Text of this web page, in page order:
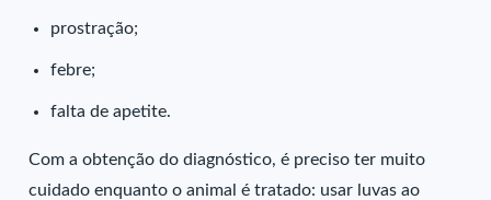
prostração;
febre;
falta de apetite.
Com a obtenção do diagnóstico, é preciso ter muito
cuidado enquanto o animal é tratado: usar luvas ao